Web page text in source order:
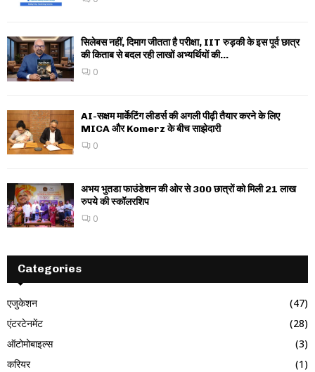
सिलेबस नहीं, दिमाग जीतता है परीक्षा, IIT रुड़की के इस पूर्व छात्र
की किताब से बदल रही लाखों अभ्यर्थियों की...
0
AI-सक्षम मार्केटिंग लीडर्स की अगली पीढ़ी तैयार करने के लिए
MICA और Komerz के बीच साझेदारी
0
अभय भुतडा फाउंडेशन की ओर से 300 छात्रों को मिली 21 लाख
रुपये की स्कॉलरशिप
0
Categories
एजुकेशन
(47)
एंटरटेनमेंट
(28)
ऑटोमोबाइल्स
(3)
करियर
(1)